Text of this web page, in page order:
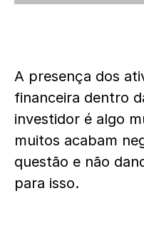
A presença dos
financeira dentro
investidor é algo
muitos acabam
questão e não
para isso.